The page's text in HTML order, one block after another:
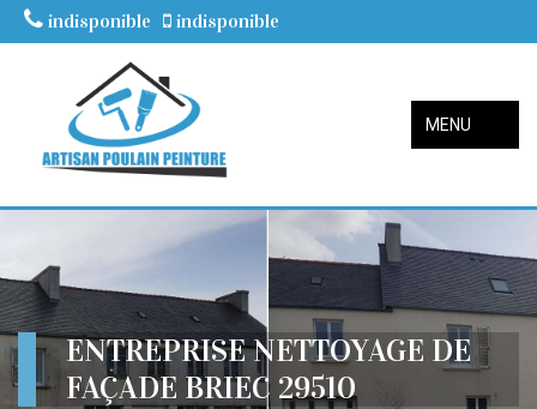
indisponible indisponible
MENU
ENTREPRISE NETTOYAGE DE
FAÇADE BRIEC 29510